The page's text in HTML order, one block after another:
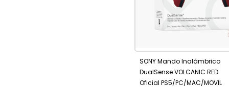
SONY Mando Inalámbrico
DualSense VOLCANIC RED
Oficial PS5/PC/MAC/MOVIL
A
FAVORITOS